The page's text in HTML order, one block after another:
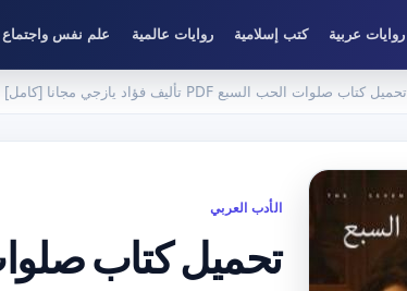
روايات عربية كتب إسلامية روايات عالمية علم نفس واجتماع
تحميل كتاب صلوات الحب السبع PDF تأليف فؤاد يازجي مجانا [كامل]
الأدب العربي